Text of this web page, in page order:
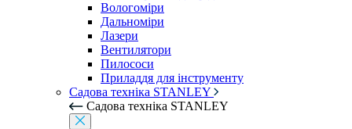
Вологоміри
Дальноміри
Лазери
Вентилятори
Пилососи
Приладдя для інструменту
Садова техніка STANLEY
Садова техніка STANLEY